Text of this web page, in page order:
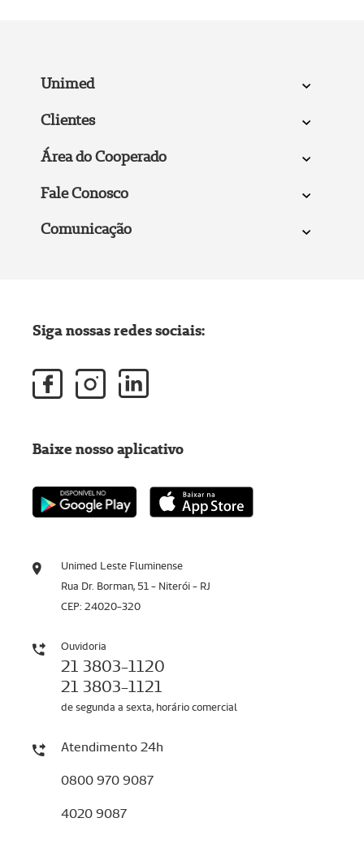
Unimed
Clientes
Área do Cooperado
Fale Conosco
Comunicação
Unimed Leste Fluminense
Rua Dr. Borman, 51 - Niterói - RJ
CEP: 24020-320
Ouvidoria
21 3803-1120
21 3803-1121
de segunda a sexta, horário comercial
Atendimento 24h
0800 970 9087
4020 9087
Siga nossas redes sociais:
Baixe nosso aplicativo